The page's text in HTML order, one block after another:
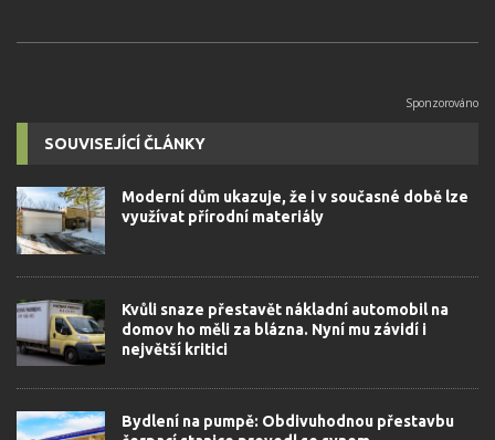
SOUVISEJÍCÍ ČLÁNKY
Moderní dům ukazuje, že i v současné době lze
využívat přírodní materiály
Kvůli snaze přestavět nákladní automobil na
domov ho měli za blázna. Nyní mu závidí i
největší kritici
Bydlení na pumpě: Obdivuhodnou přestavbu